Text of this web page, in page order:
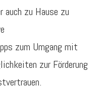
auch zu Hause zu
zum Umgang mit
zur Förderung